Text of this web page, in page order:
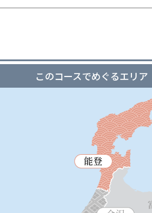
このコースでめぐるエリア